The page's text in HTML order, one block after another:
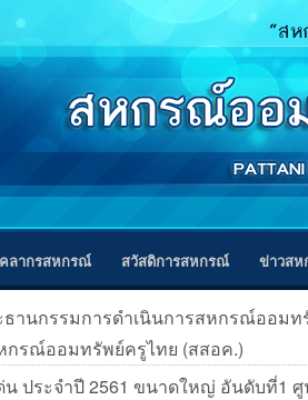
ลากรสหกรณ์ สวัสดิการสหกรณ์ ข่าวส
านกรรมการดำเนินการสหกรณ์ออม
รณ์ออมทรัพย์ครูไทย (สสอค.)
น ประจำปี 2561 ขนาดใหญ่ อันดับที่